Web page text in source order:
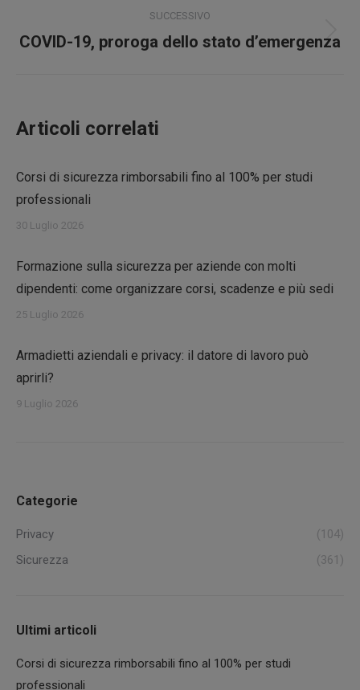
SUCCESSIVO
Prossimo
COVID-19, proroga dello stato d’emergenza
Articoli correlati
Corsi di sicurezza rimborsabili fino al 100% per studi
professionali
30 Luglio 2026
Formazione sulla sicurezza per aziende con molti
dipendenti: come organizzare corsi, scadenze e più sedi
25 Luglio 2026
Armadietti aziendali e privacy: il datore di lavoro può
aprirli?
9 Luglio 2026
Categorie
Privacy
(104)
Sicurezza
(361)
Ultimi articoli
Corsi di sicurezza rimborsabili fino al 100% per studi
professionali